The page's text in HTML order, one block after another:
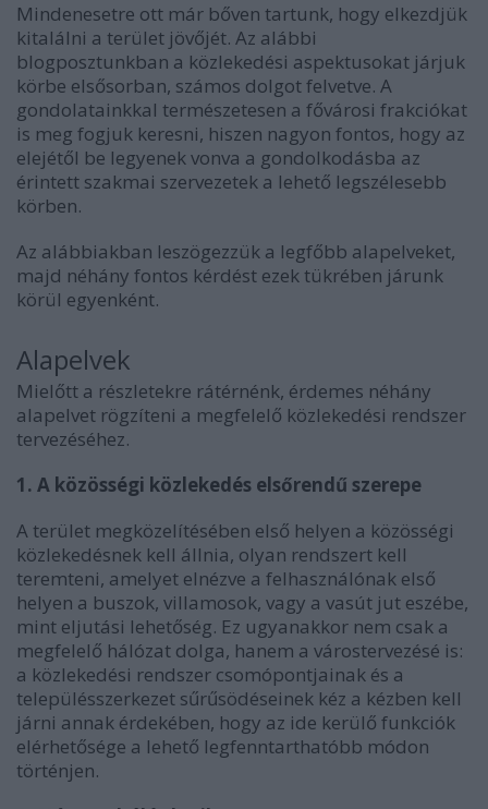
Mindenesetre ott már bőven tartunk, hogy elkezdjük
kitalálni a terület jövőjét. Az alábbi
blogposztunkban a közlekedési aspektusokat járjuk
körbe elsősorban, számos dolgot felvetve. A
gondolatainkkal természetesen a fővárosi frakciókat
is meg fogjuk keresni, hiszen nagyon fontos, hogy az
elejétől be legyenek vonva a gondolkodásba az
érintett szakmai szervezetek a lehető legszélesebb
körben.
Az alábbiakban leszögezzük a legfőbb alapelveket,
majd néhány fontos kérdést ezek tükrében járunk
körül egyenként.
Alapelvek
Mielőtt a részletekre rátérnénk, érdemes néhány
alapelvet rögzíteni a megfelelő közlekedési rendszer
tervezéséhez.
1. A közösségi közlekedés elsőrendű szerepe
A terület megközelítésében első helyen a közösségi
közlekedésnek kell állnia, olyan rendszert kell
teremteni, amelyet elnézve a felhasználónak első
helyen a buszok, villamosok, vagy a vasút jut eszébe,
mint eljutási lehetőség. Ez ugyanakkor nem csak a
megfelelő hálózat dolga, hanem a várostervezésé is:
a közlekedési rendszer csomópontjainak és a
településszerkezet sűrűsödéseinek kéz a kézben kell
járni annak érdekében, hogy az ide kerülő funkciók
elérhetősége a lehető legfenntarthatóbb módon
történjen.